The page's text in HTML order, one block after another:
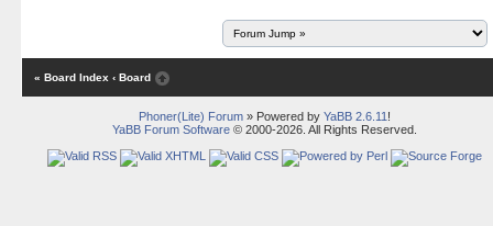
« Board Index ‹ Board
Phoner(Lite) Forum» Powered by YaBB 2.6.11 !
YaBB Forum Software© 2000-2026. All Rights Reserved.